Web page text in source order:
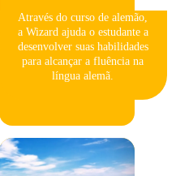
Através do curso de alemão,
a Wizard ajuda o estudante a
desenvolver suas habilidades
para alcançar a fluência na
língua alemã.